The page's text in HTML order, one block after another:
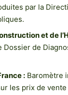
par la
et de
Dossier de
: Baromètre
les prix de